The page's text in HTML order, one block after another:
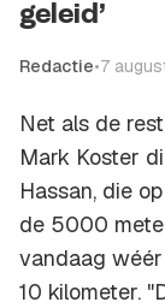
geleid’
Redactie•7
Net als de
Mark Koster
Hassan, die
de 5000
vandaag
10 kilometer.